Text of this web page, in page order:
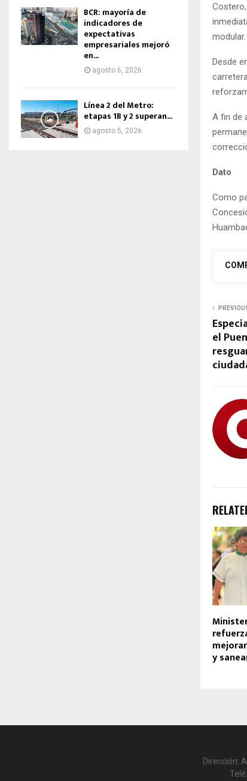
modular.
Desde
A fin de
Dato
Como
el
y
BCR: mayoría de
indicadores de
expectativas
empresariales mejoró
en...
agosto 6, 2026
Línea 2 del Metro:
etapas 1B y 2 superan...
agosto 5, 2026
Dirección: